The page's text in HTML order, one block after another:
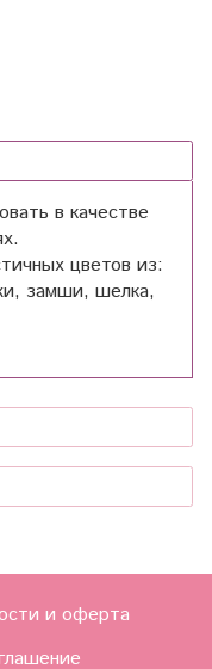
в качестве
цветов из:
замши, шелка,
и оферта